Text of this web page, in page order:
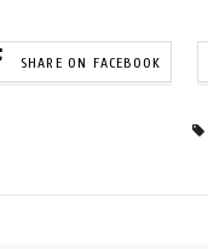
SHARE ON FACEBOOK